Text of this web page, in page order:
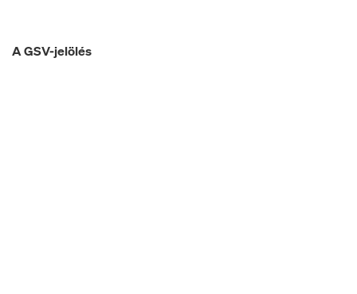
A GSV-jelölés